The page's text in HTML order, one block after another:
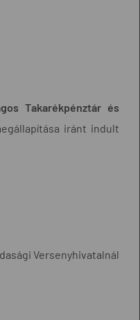
Takarékpénztár és
iránt indult
Versenyhivatalnál